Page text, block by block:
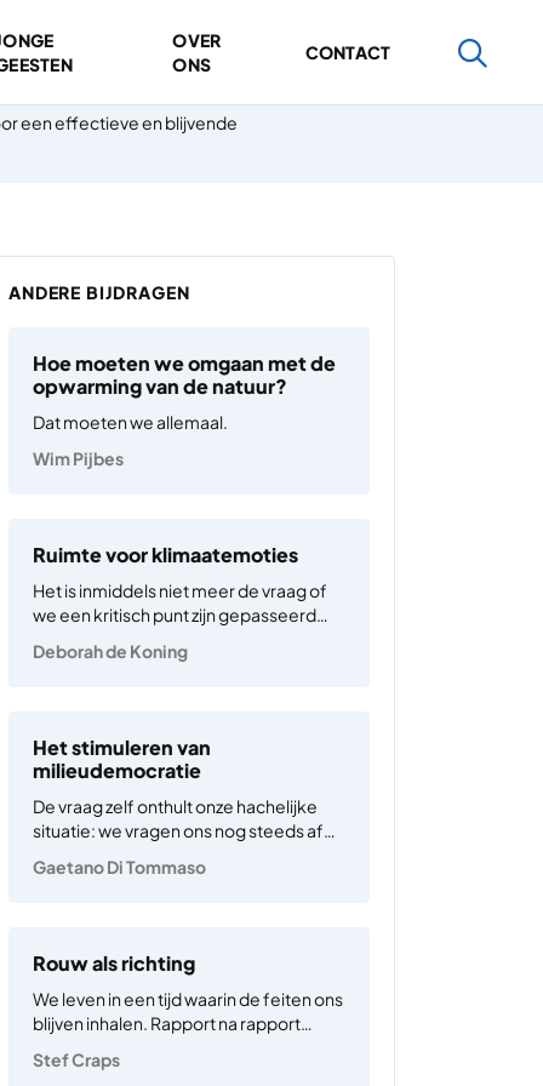
OVER
ONS
CONTACT
een effectieve en blijvende
ANDERE BIJDRAGEN
Hoe moeten we omgaan met de
opwarming van de natuur?
Dat moeten we allemaal.
Wim Pijbes
Ruimte voor klimaatemoties
Het is inmiddels niet meer de vraag of
we een kritisch punt zijn gepasseerd
maar meer hoe we als mensen leren
die de opwarming van…
Deborah de Koning
Het stimuleren van
milieudemocratie
De vraag zelf onthult onze hachelijke
situatie: we vragen ons nog steeds af
crisis die we al tientallen jaren
van politieke wil,…
Gaetano Di Tommaso
Rouw als richting
We leven in een tijd waarin de feiten ons
blijven inhalen. Rapport na rapport
klimaatverandering versnelt, maar onze
Stef Craps